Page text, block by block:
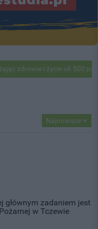
500 pasażerów! PKP
Najnowsze
głównym zadaniem jest
w Tczewie